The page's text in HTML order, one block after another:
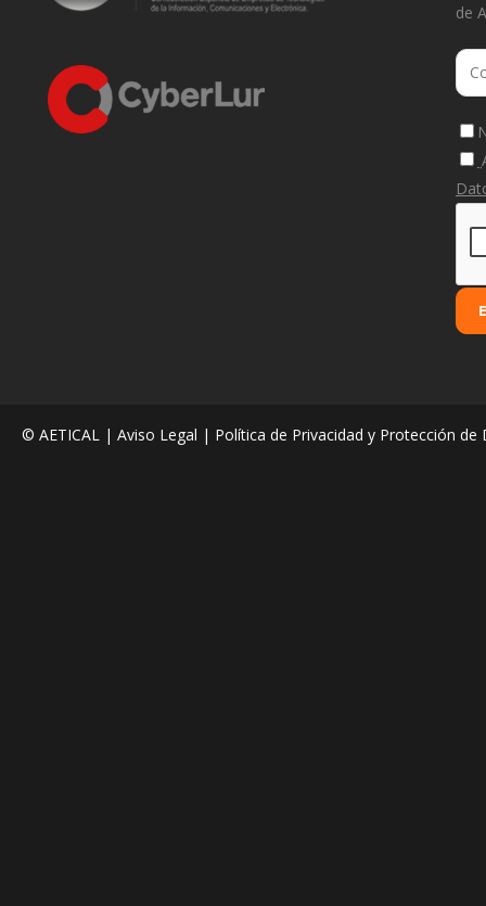
de
© AETICAL | Aviso Legal | Política de Privacidad y Protección de